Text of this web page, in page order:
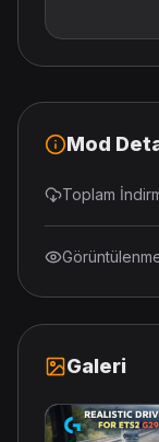
Mod
Toplam
Galeri